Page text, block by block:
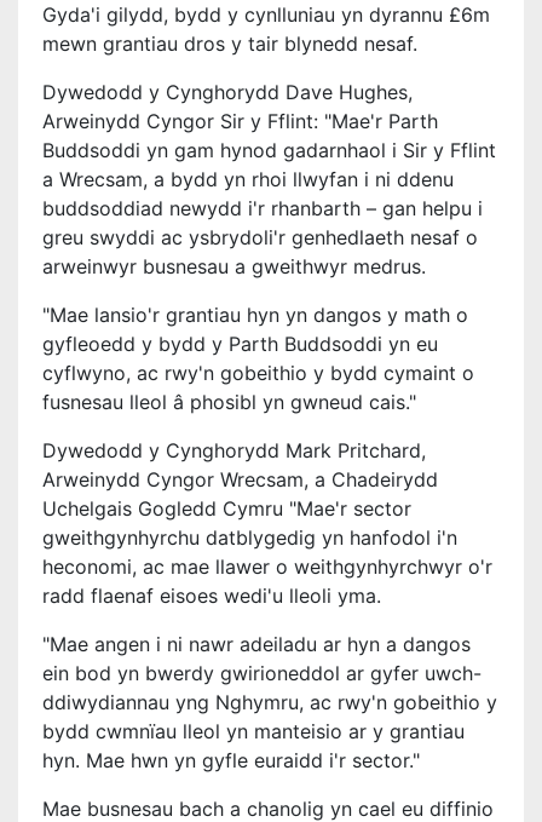
Gyda'i gilydd, bydd y cynlluniau yn dyrannu £6m
mewn grantiau dros y tair blynedd nesaf.
Dywedodd y Cynghorydd Dave Hughes,
Arweinydd Cyngor Sir y Fflint: "Mae'r Parth
Buddsoddi yn gam hynod gadarnhaol i Sir y Fflint
a Wrecsam, a bydd yn rhoi llwyfan i ni ddenu
buddsoddiad newydd i'r rhanbarth – gan helpu i
greu swyddi ac ysbrydoli'r genhedlaeth nesaf o
arweinwyr busnesau a gweithwyr medrus.
"Mae lansio'r grantiau hyn yn dangos y math o
gyfleoedd y bydd y Parth Buddsoddi yn eu
cyflwyno, ac rwy'n gobeithio y bydd cymaint o
fusnesau lleol â phosibl yn gwneud cais."
Dywedodd y Cynghorydd Mark Pritchard,
Arweinydd Cyngor Wrecsam, a Chadeirydd
Uchelgais Gogledd Cymru "Mae'r sector
gweithgynhyrchu datblygedig yn hanfodol i'n
heconomi, ac mae llawer o weithgynhyrchwyr o'r
radd flaenaf eisoes wedi'u lleoli yma.
"Mae angen i ni nawr adeiladu ar hyn a dangos
ein bod yn bwerdy gwirioneddol ar gyfer uwch-
ddiwydiannau yng Nghymru, ac rwy'n gobeithio y
bydd cwmnïau lleol yn manteisio ar y grantiau
hyn. Mae hwn yn gyfle euraidd i'r sector."
Mae busnesau bach a chanolig yn cael eu diffinio